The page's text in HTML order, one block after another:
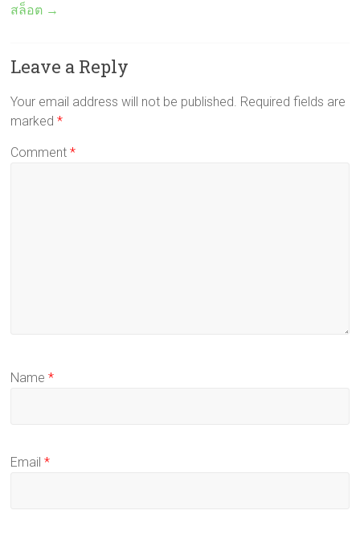
สล็อต →
Leave a Reply
Your email address will not be published. Required fields are
marked*
Comment*
Name*
Email*